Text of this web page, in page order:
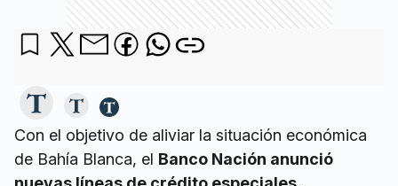
Con el objetivo de aliviar la situación económica
de Bahía Blanca, el Banco Nación anunció